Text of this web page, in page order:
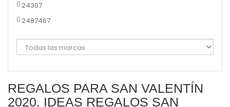
24307
2487467
REGALOS PARA SAN VALENTÍN
2020. IDEAS REGALOS SAN